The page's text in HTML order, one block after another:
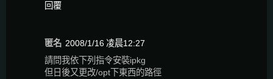
回覆
匿名 2008/1/16 凌晨12:27
請問我依下列指令安裝ipkg
但日後又更改/opt下東西的路徑